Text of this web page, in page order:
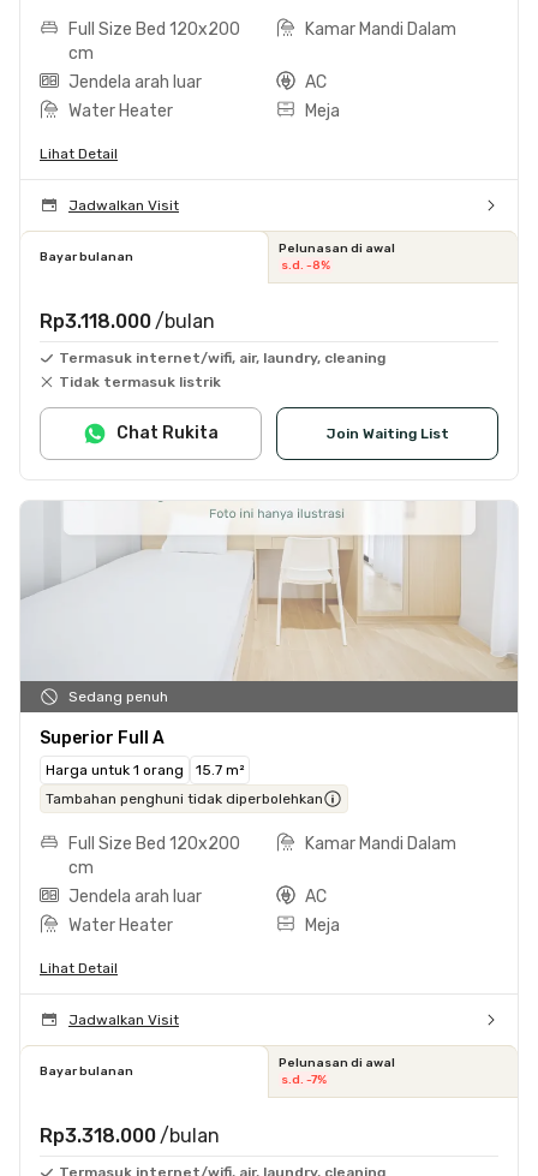
Full Size Bed 120x200
cm
Kamar Mandi Dalam
Jendela arah luar
AC
Water Heater
Meja
Lihat Detail
Jadwalkan Visit
Bayar bulanan
Pelunasan di awal
s.d. -8%
Rp3.118.000 /bulan
Termasuk internet/wifi, air, laundry, cleaning
Tidak termasuk listrik
Join Waiting List
Chat Rukita
Sedang penuh
Superior Full A
Harga untuk 1 orang
15.7 m²
Tambahan penghuni tidak diperbolehkan
Full Size Bed 120x200
cm
Kamar Mandi Dalam
Jendela arah luar
AC
Water Heater
Meja
Lihat Detail
Jadwalkan Visit
Bayar bulanan
Pelunasan di awal
s.d. -7%
Rp3.318.000 /bulan
Termasuk internet/wifi, air, laundry, cleaning